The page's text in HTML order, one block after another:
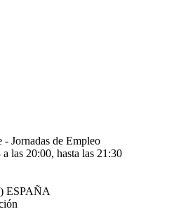
Jornadas de Empleo
las 20:00, hasta las 21:30
ESPAÑA